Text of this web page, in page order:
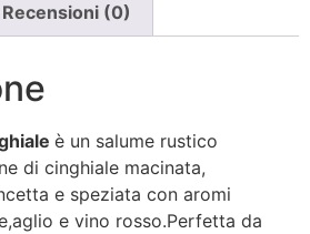
Recensioni (0)
è un salume rustico
di cinghiale macinata,
e speziata con aromi
e vino rosso.Perfetta da